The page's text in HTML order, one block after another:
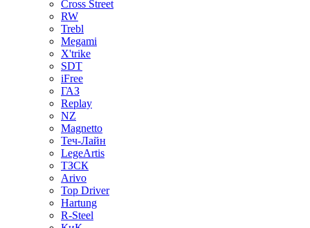
Cross Street
RW
Trebl
Megami
X'trike
SDT
iFree
ГАЗ
Replay
NZ
Magnetto
Теч-Лайн
LegeArtis
ТЗСК
Arivo
Top Driver
Hartung
R-Steel